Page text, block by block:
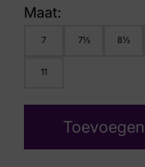
Maat:
7 7½ 8½
11